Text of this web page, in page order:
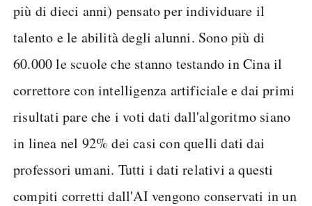
più di dieci anni) pensato per individuare il
talento e le abilità degli alunni. Sono più di
60.000 le scuole che stanno testando in Cina il
correttore con intelligenza artificiale e dai primi
risultati pare che i voti dati dall'algoritmo siano
in linea nel 92% dei casi con quelli dati dai
professori umani. Tutti i dati relativi a questi
compiti corretti dall'AI vengono conservati in un